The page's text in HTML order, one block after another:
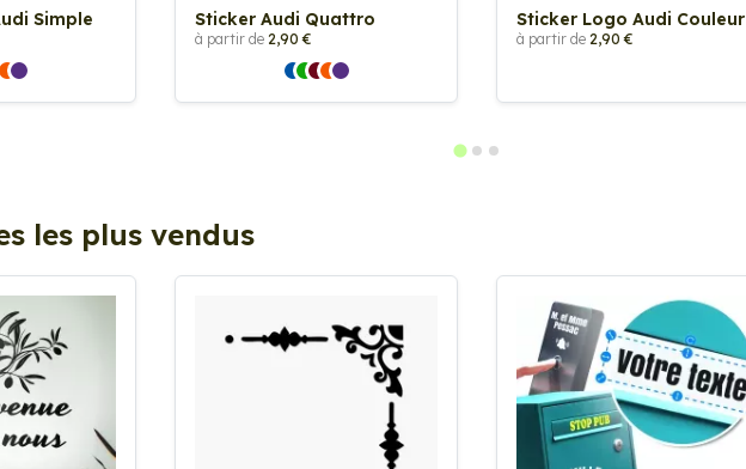
Simple Sticker Audi Quattro
à partir de 2,90 €
Sticker Logo Audi Couleur
à partir de 2,90 €
les plus vendus